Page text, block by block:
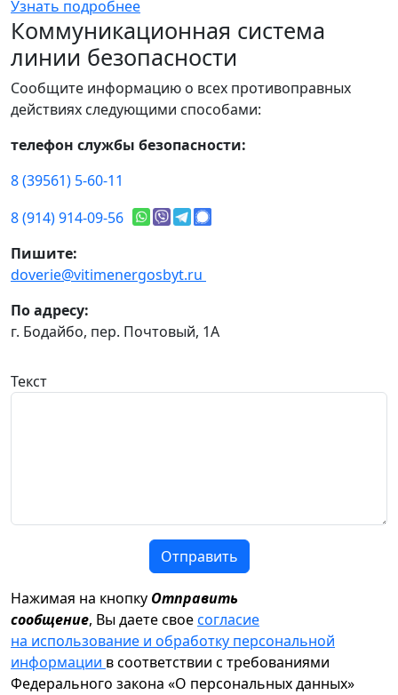
Узнать подробнее
Коммуникационная система
линии безопасности
Сообщите информацию о всех противоправных
действиях следующими способами:
телефон службы безопасности:
8 (39561) 5-60-11
8 (914) 914-09-56
Пишите:
doverie@vitimenergosbyt.ru
По адресу:
г. Бодайбо, пер. Почтовый, 1А
Текст
Отправить
Нажимая на кнопку Отправить
сообщение, Вы даете своесогласие
на использование и обработку персональной
информации в соответствии с требованиями
Федерального закона «О персональных данных»